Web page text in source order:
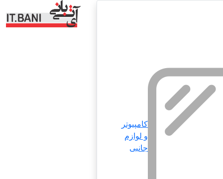
کامپیوتر
و لوازم
جانبی